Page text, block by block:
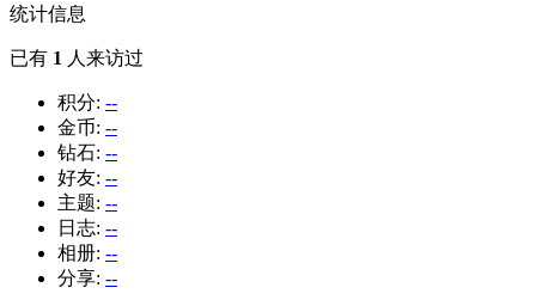
统计信息
已有 1 人来访过
积分: --
金币: --
钻石: --
好友: --
主题: --
日志: --
相册: --
分享: --